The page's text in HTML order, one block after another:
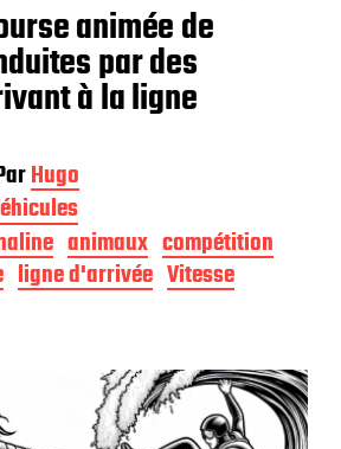
animée de
par des
à la ligne
Hugo
animaux compétition
ligne d'arrivée Vitesse